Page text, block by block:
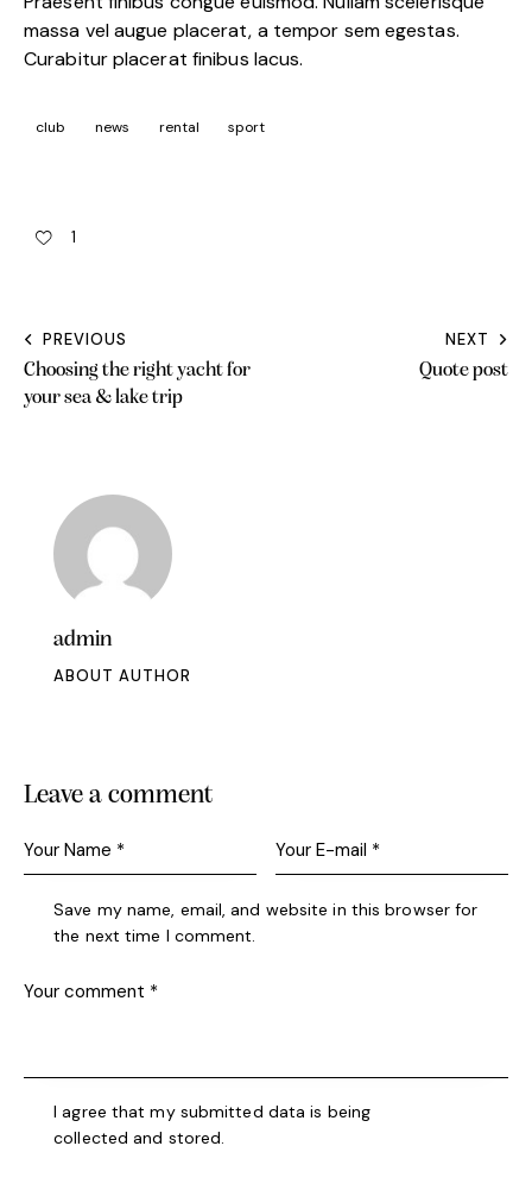
massa vel augue placerat, a tempor sem egestas.
Curabitur placerat finibus lacus.
club news rental sport
1
PREVIOUS
Choosing the right yacht for
your sea & lake trip
NEXT
Quote post
admin
ABOUT AUTHOR
Leave a comment
Save my name, email, and website in this browser for
the next time I comment.
I agree that my submitted data is being
collected and stored.